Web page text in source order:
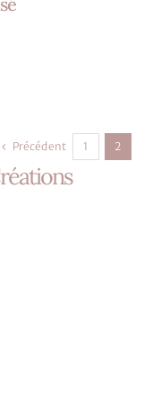
Précédent 1 2